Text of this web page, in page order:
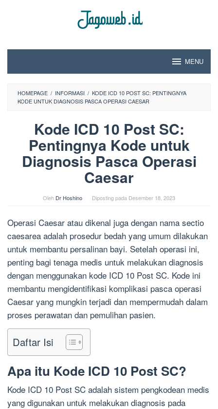
MENU
HOMEPAGE / INFORMASI / KODE ICD 10 POST SC: PENTINGNYA
KODE UNTUK DIAGNOSIS PASCA OPERASI CAESAR
Kode ICD 10 Post SC:
Pentingnya Kode untuk
Diagnosis Pasca Operasi
Caesar
Oleh Dr Hoshino Diposting pada Desember 18, 2023
Operasi Caesar atau dikenal juga dengan nama sectio
caesarea adalah prosedur bedah yang umum dilakukan
untuk membantu persalinan bayi. Setelah operasi ini,
penting bagi tenaga medis untuk melakukan diagnosis
dengan menggunakan kode ICD 10 Post SC. Kode ini
membantu mengidentifikasi komplikasi pasca operasi
Caesar yang mungkin terjadi dan mempermudah dalam
proses perawatan dan pemulihan pasien.
Daftar Isi
Apa itu Kode ICD 10 Post SC?
Kode ICD 10 Post SC adalah sistem pengkodean medis
yang digunakan untuk melakukan diagnosis pada